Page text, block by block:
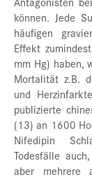
können. Jede
häufigen
Effekt
mm Hg) haben,
Mortalität z.B.
und
publizierte
(13) an 1600
Nifedipin
Todesfälle
aber mehrere